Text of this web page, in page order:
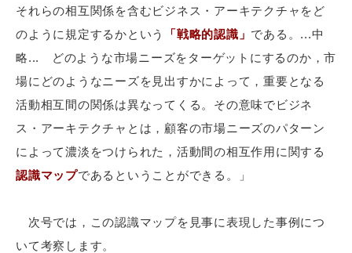
それらの相互関係を含むビジネス・アーキテクチャをど
のように規定するかという
「戦略的認識」 である。...中
略... どのような市場ニーズをターゲットにするのか，市
場にどのようなニーズを見出すかによって，重要となる
活動相互間の関係は異なってくる。その意味でビジネ
ス・アーキテクチャとは，顧客の市場ニーズのパターン
によって濃淡をつけられた，活動間の相互作用に関する
認識マップであるということができる。」
次号では，この認識マップを見事に表現した事例につ
いて考察します。